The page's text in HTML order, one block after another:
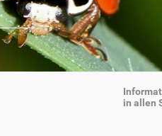
in allen